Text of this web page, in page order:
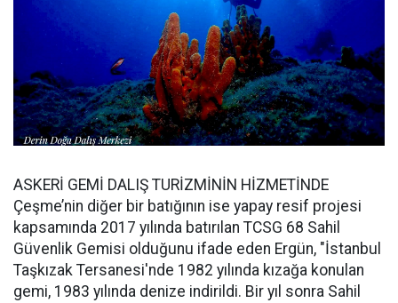
ASKERİ GEMİ DALIŞ TURİZMİNİN HİZMETİNDE
Çeşme’nin diğer bir batığının ise yapay resif projesi
kapsamında 2017 yılında batırılan TCSG 68 Sahil
Güvenlik Gemisi olduğunu ifade eden Ergün, "İstanbul
Taşkızak Tersanesi'nde 1982 yılında kızağa konulan
gemi, 1983 yılında denize indirildi. Bir yıl sonra Sahil